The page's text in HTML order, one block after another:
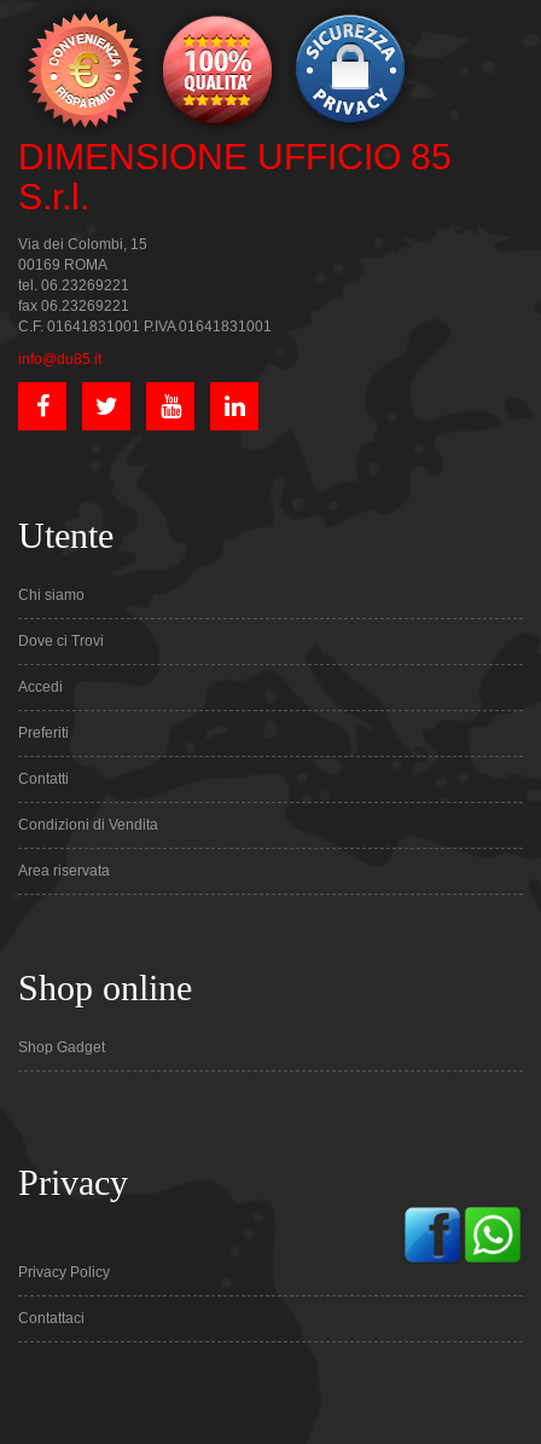
DIMENSIONE UFFICIO 85
S.r.l.
Via dei Colombi, 15
00169 ROMA
tel. 06.23269221
fax 06.23269221
C.F. 01641831001 P.IVA 01641831001
info@du85.it
Utente
Chi siamo
Dove ci Trovi
Accedi
Preferiti
Contatti
Condizioni di Vendita
Area riservata
Shop online
Shop Gadget
Privacy
Privacy Policy
Contattaci